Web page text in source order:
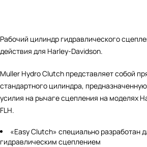
Рабочий цилиндр гидравлического
действия для Harley-Davidson.
Muller Hydro Clutch представляет собой
стандартного цилиндра,
усилия на рычаге сцепления на моделях
FLH.
«Easy Clutch» специально разработан
гидравлическим сцеплением